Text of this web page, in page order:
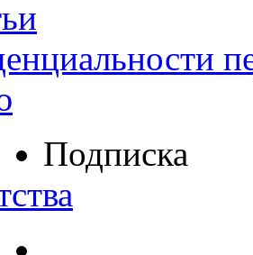
Подписка